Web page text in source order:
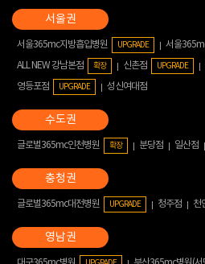
서울365mc지방흡입병원 UPGRADE 서울
ALL NEW 강남본점 확장 신촌점 UPGRADE
영등포점
UPGRADE 성신여대점
글로벌365mc인천병원 확장 분당점 일산점
글로벌365mc대전병원 UPGRADE 청주점 천